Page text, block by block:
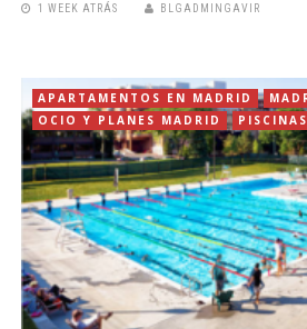
1 WEEK ATRÁS BLGADMINGAVIR
APARTAMENTOS EN MADRID
OCIO Y PLANES MADRID